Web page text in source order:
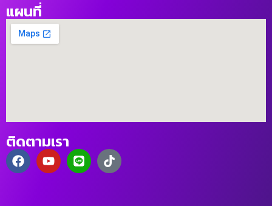
แผนที่
ติดตามเรา